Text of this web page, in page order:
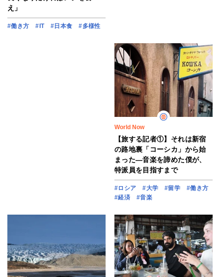
え」
#働き方 #IT #日本食 #多様性
World Now
【旅する記者①】それは新宿
の路地裏「コーシカ」から始
まった―音楽を諦めた僕が、
特派員を目指すまで
#ロシア #大学 #留学
#働き方
#経済
#音楽